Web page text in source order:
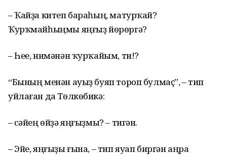
– Ҡайҙа китеп бараһың, матурҡай?
Ҡурҡмайһыңмы яңғыҙ йөрөргә?
– Һее, нимәнән ҡурҡайым, ти!?
“Бының менән ауыҙ буяп тороп булмаҫ”, – тип
уйлаған да Төлкөбикә:
– Әсәйең өйҙә яңғыҙмы? – тигән.
– Эйе, яңғыҙы ғына, – тип яуап биргән аңра